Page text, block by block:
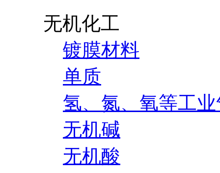
无机化工
镀膜材料
单质
氢、氮、氧等工
无机碱
无机酸